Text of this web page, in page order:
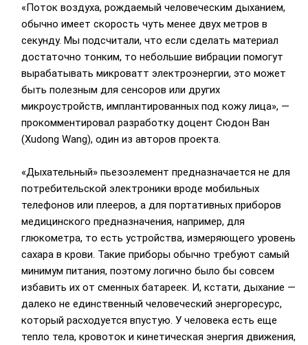
«Поток воздуха, рождаемый человеческим дыханием,
обычно имеет скорость чуть менее двух метров в
секунду. Мы подсчитали, что если сделать материал
достаточно тонким, то небольшие вибрации помогут
вырабатывать микроватт электроэнергии, это может
быть полезным для сенсоров или других
микроустройств, имплантированных под кожу лица», —
прокомментировал разработку доцент Сюдон Ван
(Xudong Wang), один из авторов проекта.
«Дыхательный» пьезоэлемент предназначается не для
потребительской электроники вроде мобильных
телефонов или плееров, а для портативных приборов
медицинского предназначения, например, для
глюкометра, то есть устройства, измеряющего уровень
сахара в крови. Такие приборы обычно требуют самый
минимум питания, поэтому логично было бы совсем
избавить их от сменных батареек. И, кстати, дыхание —
далеко не единственный человеческий энергоресурс,
который расходуется впустую. У человека есть еще
тепло тела, кровоток и кинетическая энергия движения,